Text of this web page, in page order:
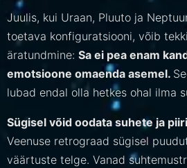
Juulis, kui Uraan, Pluuto ja
toetava konfiguratsiooni, võib
äratundmine: Sa ei pea enam
emotsioone omaenda asemel.
lubad endal olla hetkes ohal ilma
Sügisel võid oodata suhete ja
Veenuse retrograad sügisel
väärtuste telge. Vanad